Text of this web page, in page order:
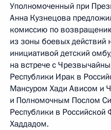
Уполномоченный при
Анна Кузнецова
комиссию по
из зоны боевых действий
инициативой детский
на встрече с
Республики Ирак в
Мансуром Хади Ависом и
и Полномочным Послом
Республики в
Хаддадом.